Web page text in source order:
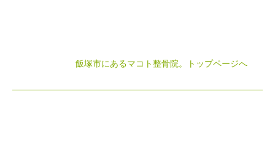
飯塚市にあるマコト整骨院。トップページへ